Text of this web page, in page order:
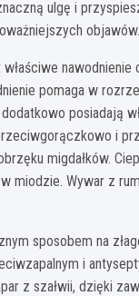
ulgę i
objawów.
nawodnienie
pomaga w
posiadają
i
migdałków.
miodzie. Wywar z
sposobem na
i
z szałwii, dzięki